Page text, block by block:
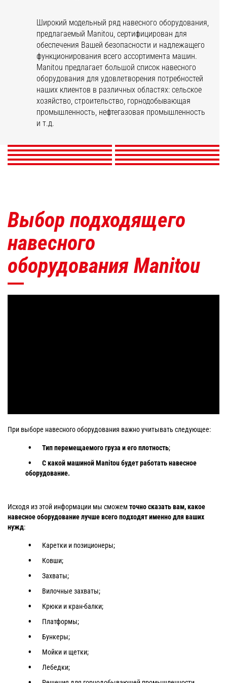
Широкий модельный ряд навесного оборудования,
предлагаемый Manitou, сертифицирован для
обеспечения Вашей безопасности и надлежащего
функционирования всего ассортимента машин.
Manitou предлагает большой список навесного
оборудования для удовлетворения потребностей
наших клиентов в различных областях: сельское
хозяйство, строительство, горнодобывающая
промышленность, нефтегазовая промышленность
и т.д.
Ковши Захваты
Каретки и
позиционеры
ОТКРОЙТЕ ДЛЯ СЕБЯ
Вилочные захваты
ОТКРОЙТЕ ДЛЯ СЕБЯ
Кран-балки и краны
ОТКРОЙТЕ ДЛЯ СЕБЯ
Платформы
ОТКРОЙТЕ ДЛЯ СЕБЯ
Бункеры
ОТКРОЙТЕ ДЛЯ СЕБЯ
Щетки и мойки
ОТКРОЙТЕ ДЛЯ СЕБЯ
Лебедки
ОТКРОЙТЕ ДЛЯ СЕБЯ
Навесное
оборудование для
горной
ОТКРОЙТЕ ДЛЯ СЕБЯ
Выбор подходящего
навесного
оборудования Manitou
При выборе навесного оборудования важно учитывать следующее:
Тип перемещаемого груза и его плотность;
С какой машиной Manitou будет работать навесное
оборудование.
Исходя из этой информации мы сможем точно сказать вам, какое
навесное оборудование лучше всего подходят именно для ваших
нужд:
Каретки и позиционеры;
Ковши;
Захваты;
Вилочные захваты;
Крюки и кран-балки;
Платформы;
Бункеры;
Мойки и щетки;
Лебедки;